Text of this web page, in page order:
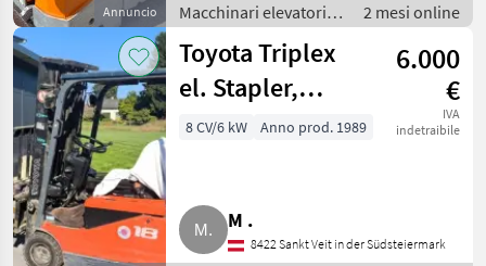
Annuncio
Macchinari elevatori e
per magazzino /
Carrelli elevatori
2 mesi online
Toyota Triplex
el. Stapler,
Gabelstapler,
6.000
€
IVA
indetraibile
8 CV/6 kW Anno prod. 1989
M .
8422 Sankt Veit in der Südsteiermark